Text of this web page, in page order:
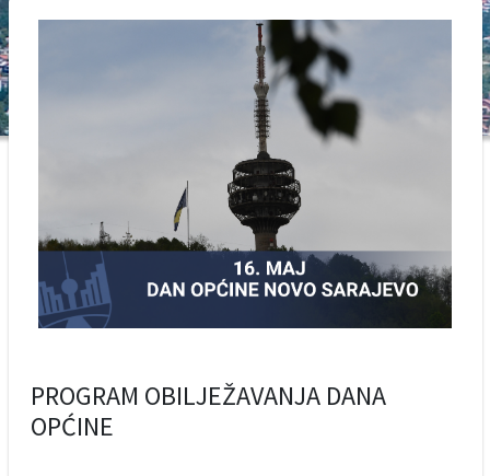
PROGRAM OBILJEŽAVANJA DANA
OPĆINE